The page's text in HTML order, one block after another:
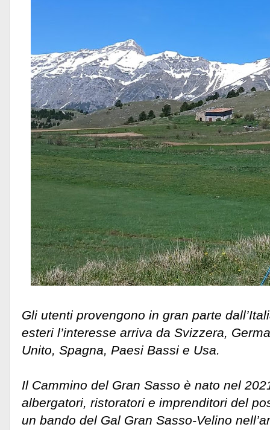
Gli utenti provengono in gran parte
esteri l’interesse arriva da Svizzera,
Unito, Spagna, Paesi Bassi e Usa.
Il Cammino del Gran Sasso è nato nel
albergatori, ristoratori e imprenditori del
un bando del Gal Gran Sasso-Velino